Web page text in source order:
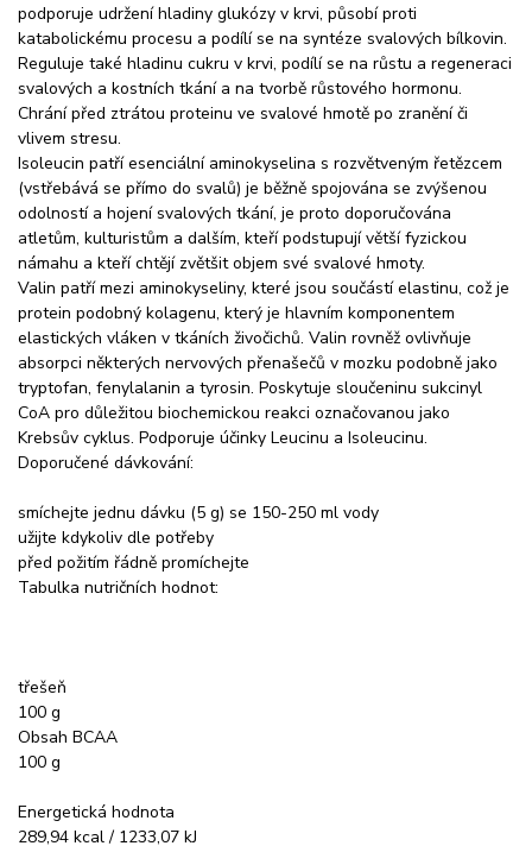
podporuje udržení hladiny glukózy v krvi, působí proti
katabolickému procesu a podílí se na syntéze svalových bílkovin.
Reguluje také hladinu cukru v krvi, podílí se na růstu a regeneraci
svalových a kostních tkání a na tvorbě růstového hormonu.
Chrání před ztrátou proteinu ve svalové hmotě po zranění či
vlivem stresu.
Isoleucin patří esenciální aminokyselina s rozvětveným řetězcem
(vstřebává se přímo do svalů) je běžně spojována se zvýšenou
odolností a hojení svalových tkání, je proto doporučována
atletům, kulturistům a dalším, kteří podstupují větší fyzickou
námahu a kteří chtějí zvětšit objem své svalové hmoty.
Valin patří mezi aminokyseliny, které jsou součástí elastinu, což je
protein podobný kolagenu, který je hlavním komponentem
elastických vláken v tkáních živočichů. Valin rovněž ovlivňuje
absorpci některých nervových přenašečů v mozku podobně jako
tryptofan, fenylalanin a tyrosin. Poskytuje sloučeninu sukcinyl
CoA pro důležitou biochemickou reakci označovanou jako
Krebsův cyklus. Podporuje účinky Leucinu a Isoleucinu.
Doporučené dávkování:
smíchejte jednu dávku (5 g) se 150-250 ml vody
užijte kdykoliv dle potřeby
před požitím řádně promíchejte
Tabulka nutričních hodnot:
třešeň
100 g
Obsah BCAA
100 g
Energetická hodnota
289,94 kcal / 1233,07 kJ